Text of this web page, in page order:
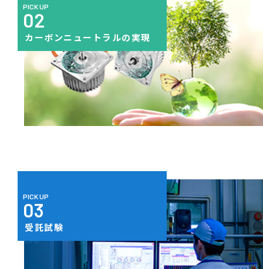
PICK UP
02
カーボンニュートラルの実現
PICK UP
03
受託試験